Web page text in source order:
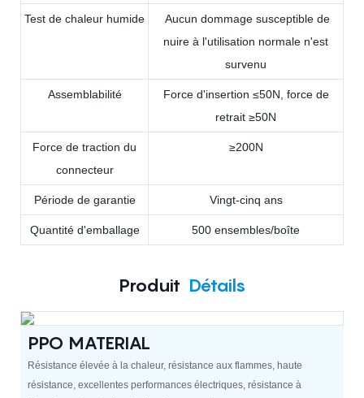
Test de chaleur humide
Aucun dommage susceptible de
nuire à l'utilisation normale n'est
survenu
Assemblabilité
Force d'insertion ≤50N, force de
retrait ≥50N
Force de traction du
connecteur
≥200N
Période de garantie Vingt-cinq ans
Quantité d'emballage 500 ensembles/boîte
Produit Détails
PPO MATERIAL
Résistance élevée à la chaleur, résistance aux flammes, haute
résistance, excellentes performances électriques, résistance à